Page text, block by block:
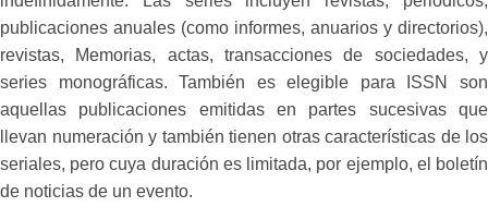
publicaciones anuales (como informes, anuarios y directorios),
revistas, Memorias, actas, transacciones de sociedades, y
series monográficas. También es elegible para ISSN son
aquellas publicaciones emitidas en partes sucesivas que
llevan numeración y también tienen otras características de los
seriales, pero cuya duración es limitada, por ejemplo, el boletín
de noticias de un evento.